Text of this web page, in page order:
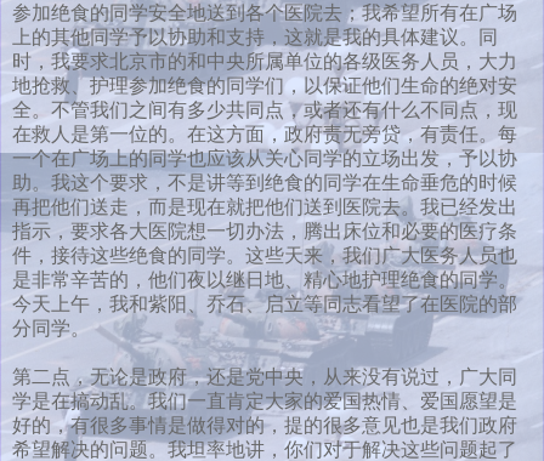
参加绝食的同学安全地送到各个医院去；我希望所有在广场
上的其他同学予以协助和支持，这就是我的具体建议。同
时，我要求北京市的和中央所属单位的各级医务人员，大力
地抢救、护理参加绝食的同学们，以保证他们生命的绝对安
全。不管我们之间有多少共同点，或者还有什么不同点，现
在救人是第一位的。在这方面，政府责无旁贷，有责任。每
一个在广场上的同学也应该从关心同学的立场出发，予以协
助。我这个要求，不是讲等到绝食的同学在生命垂危的时候
再把他们送走，而是现在就把他们送到医院去。我已经发出
指示，要求各大医院想一切办法，腾出床位和必要的医疗条
件，接待这些绝食的同学。这些天来，我们广大医务人员也
是非常辛苦的，他们夜以继日地、精心地护理绝食的同学。
今天上午，我和紫阳、乔石、启立等同志看望了在医院的部
分同学。
第二点，无论是政府，还是党中央，从来没有说过，广大同
学是在搞动乱。我们一直肯定大家的爱国热情、爱国愿望是
好的，有很多事情是做得对的，提的很多意见也是我们政府
希望解决的问题。我坦率地讲，你们对于解决这些问题起了